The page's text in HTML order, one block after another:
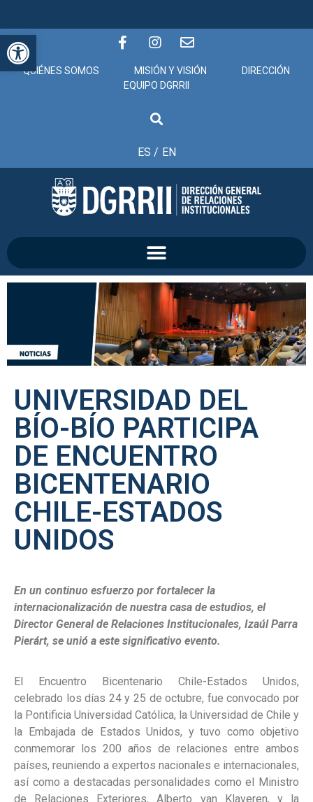
Abrir barra de herramientas
QUIÉNES SOMOS MISIÓN Y VISIÓN
DIRECCIÓN
EQUIPO DGRRII
ES / EN
UNIVERSIDAD DEL
BÍO-BÍO PARTICIPA
DE ENCUENTRO
BICENTENARIO
CHILE-ESTADOS
UNIDOS
En un continuo esfuerzo por fortalecer la
internacionalización de nuestra casa de estudios, el
Director General de Relaciones Institucionales, Izaúl Parra
Pierárt, se unió a este significativo evento.
El Encuentro Bicentenario Chile-Estados Unidos,
celebrado los días 24 y 25 de octubre, fue convocado por
la Pontificia Universidad Católica, la Universidad de Chile y
la Embajada de Estados Unidos, y tuvo como objetivo
conmemorar los 200 años de relaciones entre ambos
países, reuniendo a expertos nacionales e internacionales,
así como a destacadas personalidades como el Ministro
de Relaciones Exteriores, Alberto van Klaveren, y la